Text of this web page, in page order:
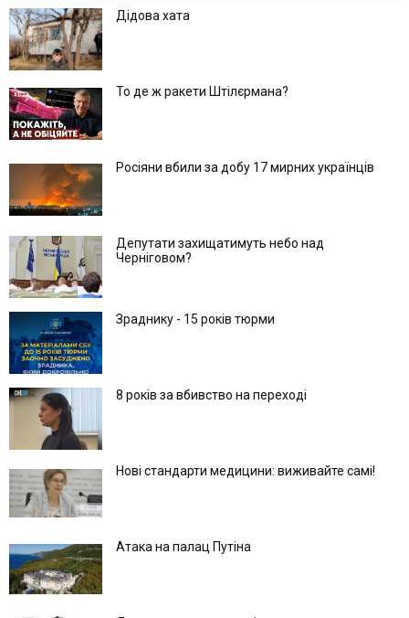
Дідова хата
То де ж ракети Штілєрмана?
Росіяни вбили за добу 17 мирних українців
Депутати захищатимуть небо над
Черніговом?
Зраднику - 15 років тюрми
8 років за вбивство на переході
Нові стандарти медицини: виживайте самі!
Атака на палац Путіна